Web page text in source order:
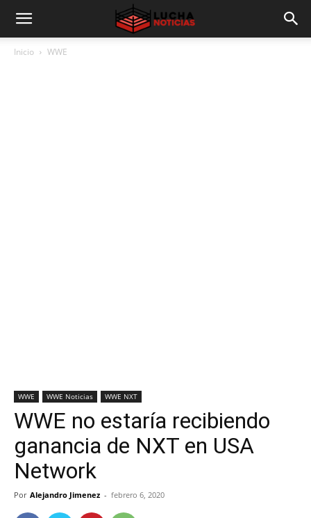
Inicio WWE
WWE WWE Noticias WWE NXT
WWE no estaría recibiendo
ganancia de NXT en USA
Network
Por Alejandro Jimenez - febrero 6, 2020